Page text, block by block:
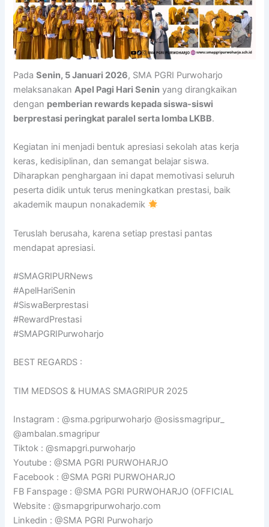
PadaSenin, 5 Januari 2026, SMA PGRI Purwoharjo
melaksanakanApel Pagi Hari Senin yang dirangkaikan
dengan pemberian rewards kepada siswa-siswi
berprestasi peringkat paralel serta lomba LKBB.
Kegiatan ini menjadi bentuk apresiasi sekolah atas kerja
keras, kedisiplinan, dan semangat belajar siswa.
Diharapkan penghargaan ini dapat memotivasi seluruh
peserta didik untuk terus meningkatkan prestasi, baik
akademik maupun nonakademik
Teruslah berusaha, karena setiap prestasi pantas
mendapat apresiasi.
#SMAGRIPURNews
#ApelHariSenin
#SiswaBerprestasi
#RewardPrestasi
#SMAPGRIPurwoharjo
BEST REGARDS :
TIM MEDSOS & HUMAS SMAGRIPUR 2025
Instagram : @sma.pgripurwoharjo @osissmagripur_
@ambalan.smagripur
Tiktok : @smapgri.purwoharjo
Youtube : @SMA PGRI PURWOHARJO
Facebook : @SMA PGRI PURWOHARJO
FB Fanspage : @SMA PGRI PURWOHARJO (OFFICIAL
Website : @smapgripurwoharjo.com
Linkedin : @SMA PGRI Purwoharjo